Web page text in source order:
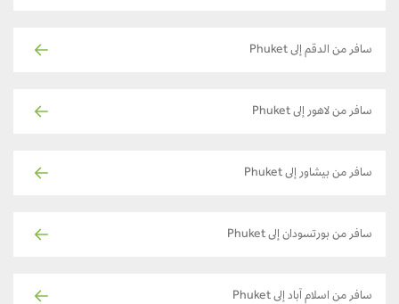
سافر من الدقم إلى Phuket
سافر من لاهور إلى Phuket
سافر من بيشاور إلى Phuket
سافر من بورتسودان إلى Phuket
سافر من اسلام آباد إلى Phuket